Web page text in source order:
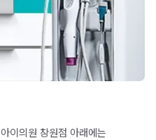
이의원 창원점 아래에는